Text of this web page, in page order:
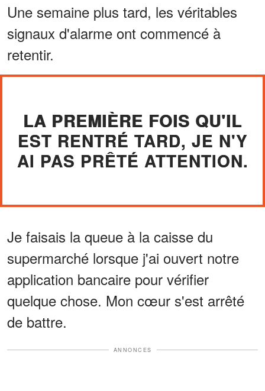
Une semaine plus tard, les véritables
signaux d'alarme ont commencé à
retentir.
LA PREMIÈRE FOIS QU'IL
EST RENTRÉ TARD, JE N'Y
AI PAS PRÊTÉ ATTENTION.
Je faisais la queue à la caisse du
supermarché lorsque j'ai ouvert notre
application bancaire pour vérifier
quelque chose. Mon cœur s'est arrêté
de battre.
ANNONCES